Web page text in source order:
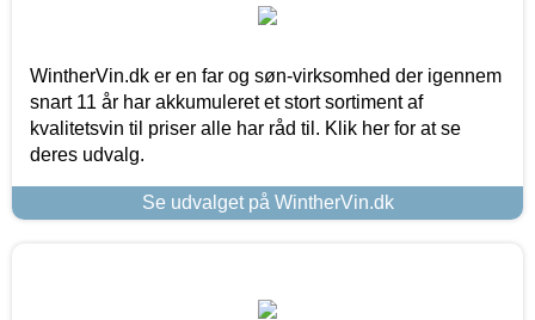
WintherVin.dk er en far og søn-virksomhed der igennem
snart 11 år har akkumuleret et stort sortiment af
kvalitetsvin til priser alle har råd til. Klik her for at se
deres udvalg.
Se udvalget på WintherVin.dk